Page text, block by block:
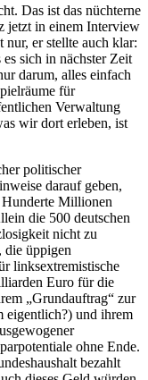
Das ist das nüchterne
jetzt in einem Interview
nur, er stellte auch klar:
sich in nächster Zeit
darum, alles einfach
für
Verwaltung
wir dort erleben, ist
politischer
darauf geben,
Hunderte Millionen
die 500 deutschen
nicht zu
die üppigen
linksextremistische
Euro für die
„Grundauftrag“ zur
eigentlich?) und ihrem
ohne Ende.
bezahlt